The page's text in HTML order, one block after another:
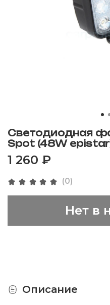
(0)
Светодиодная
Spot (48W
1 260 ₽
Нет в
Описание